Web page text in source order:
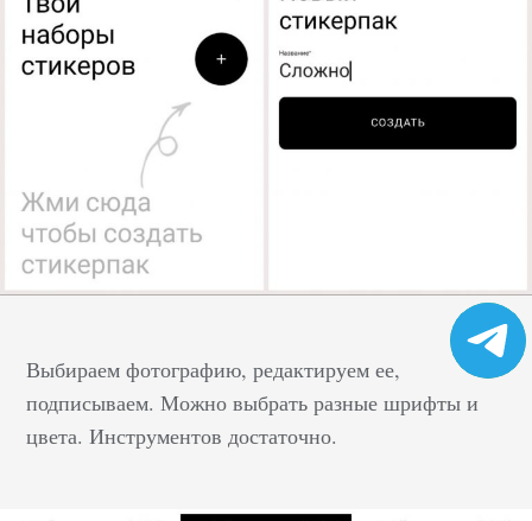
Выбираем фотографию, редактируем ее,
подписываем. Можно выбрать разные шрифты и
цвета. Инструментов достаточно.